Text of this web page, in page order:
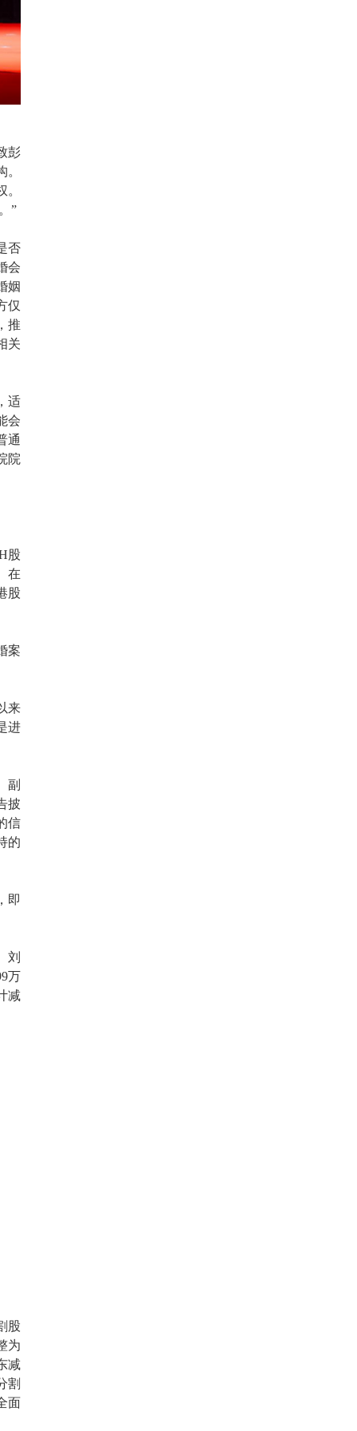
彭
”
否
会
姻
仅
推
关
适
会
通
院
股
在
股
案
来
进
副
披
信
的
即
刘
万
减
股
为
减
割
面